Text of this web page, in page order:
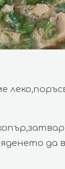
да